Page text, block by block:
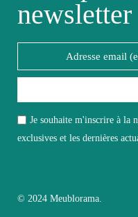
Garantie
Longueur
newsletter
Je souhaite m'inscrire à la
exclusives et les dernières
© 2024 Meublorama.